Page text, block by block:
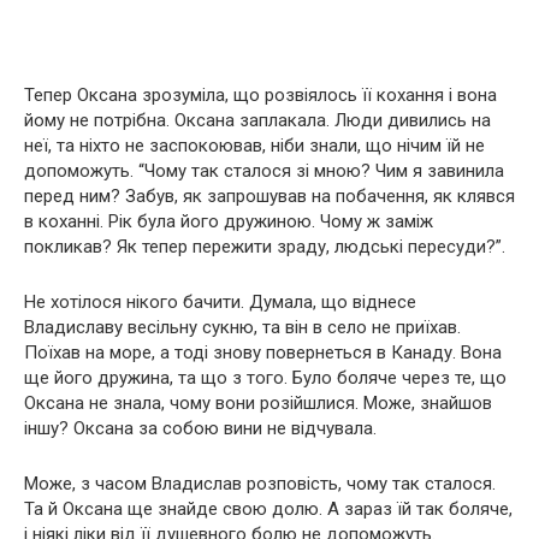
Тепер Оксана зрозуміла, що розвіялось її кохання і вона
йому не потрібна. Оксана заплакала. Люди дивились на
неї, та ніхто не заспокоював, ніби знали, що нічим їй не
допоможуть. “Чому так сталося зі мною? Чим я завинила
перед ним? Забув, як запрошував на побачення, як клявся
в коханні. Рік була його дружиною. Чому ж заміж
покликав? Як тепер пережити зраду, людські пересуди?”.
Не хотілося нікого бачити. Думала, що віднесе
Владиславу весільну сукню, та він в село не приїхав.
Поїхав на море, а тоді знову повернеться в Канаду. Вона
ще його дружина, та що з того. Було боляче через те, що
Оксана не знала, чому вони розійшлися. Може, знайшов
іншу? Оксана за собою вини не відчувала.
Може, з часом Владислав розповість, чому так сталося.
Та й Оксана ще знайде свою долю. А зараз їй так боляче,
і ніякі ліки від її душевного болю не допоможуть.